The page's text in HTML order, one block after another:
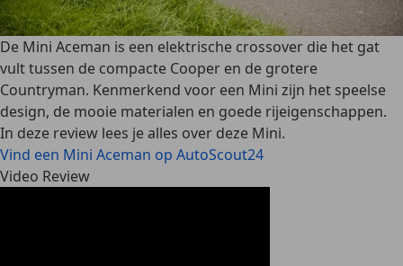
De Mini Aceman is een elektrische crossover die het gat
vult tussen de compacte Cooper en de grotere
Countryman. Kenmerkend voor een Mini zijn het speelse
design, de mooie materialen en goede rijeigenschappen.
In deze review lees je alles over deze Mini.
Vind een Mini Aceman op AutoScout24
Video Review